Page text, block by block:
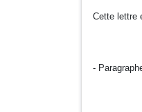
Cette lettre
-